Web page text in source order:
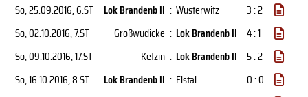
So, 25.09.2016, 6.ST Lok Brandenb II : Wusterwitz
3 : 2
So, 02.10.2016, 7.ST Großwudicke : Lok Brandenb II 4 : 1
So, 09.10.2016, 17.ST Ketzin : Lok Brandenb II 5 : 2
So, 16.10.2016, 8.ST Lok Brandenb II : Elstal
0 : 0